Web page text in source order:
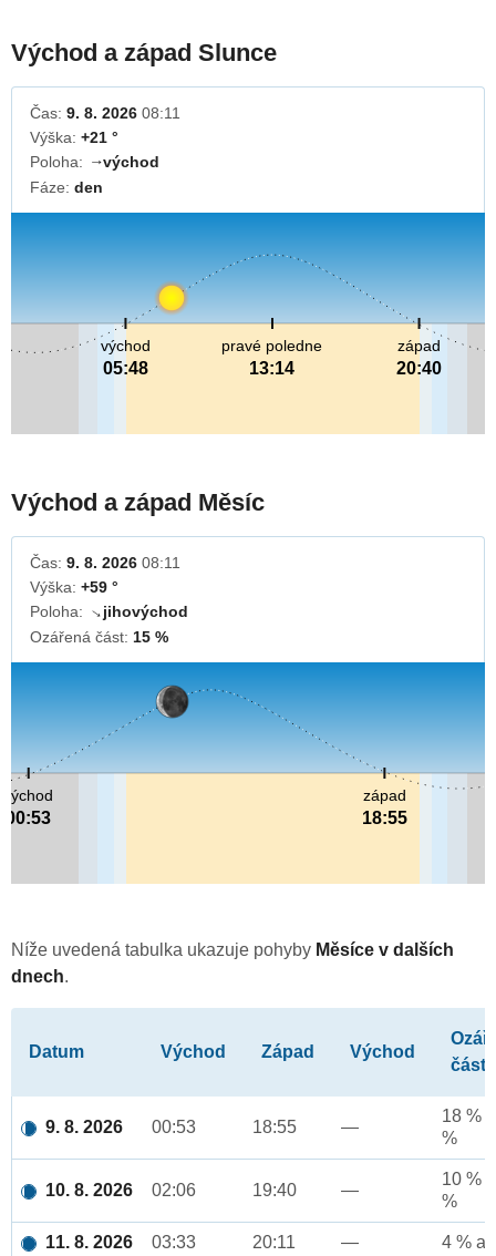
Východ a západ Slunce
Čas: 9. 8. 2026 08:11
Výška: +21 °
Poloha:
↓východ
Fáze: den
pravé poledne
13:14
východ
05:48
západ
20:40
Východ a západ Měsíc
Čas: 9. 8. 2026 08:11
Výška: +59 °
Poloha:
↓jihovýchod
Ozářená část: 15 %
východ
00:53
západ
18:55
Níže uvedená tabulka ukazuje pohyby Měsíce v dalších
dnech.
Datum Východ Západ Východ
část
9. 8. 2026 00:53 18:55 —
18 %
%
10. 8. 2026 02:06 19:40 —
10 %
%
11. 8. 2026 03:33 20:11 — 4 %